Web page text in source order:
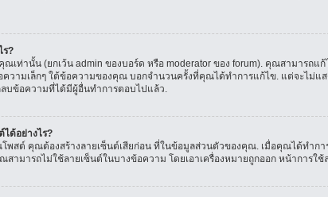
ร?
ท่านั้น (ยกเว้น admin ของบอร์ด หรือ moderator ของ forum). คุณสามาร
ามเล็กๆ ใต้ข้อความของคุณ บอกจำนวนครั้งที่คุณได้ทำการแก้ไข. แต่จะไม่แส
บข้อความที่ได้มีผู้อื่นทำการตอบไปแล้ว.
ด้อย่างไร?
สต์ คุณต้องสร้างลายเซ็นต์เสียก่อน ที่ในข้อมูลส่วนตัวของคุณ. เมื่อคุณได้ทำ
ามารถไม่ใช้ลายเซ็นต์ในบางข้อความ โดยเอาเครื่องหมายถูกออก หน้าการใ